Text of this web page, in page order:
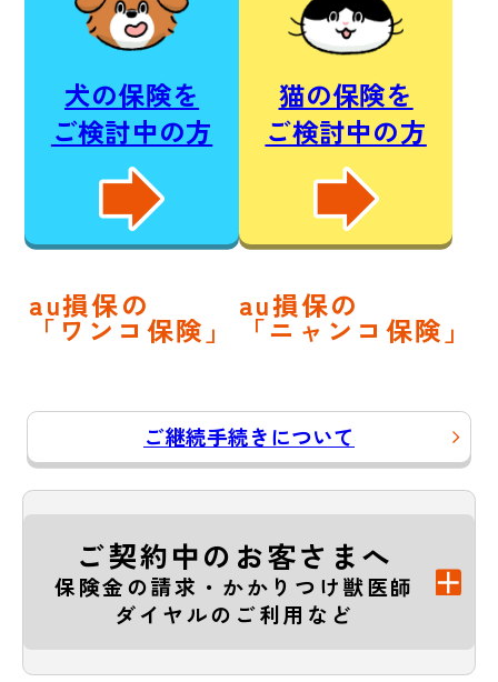
犬の保険を
ご検討中の方
au損保の
「ワンコ保険」
猫の保険を
ご検討中の方
au損保の
「ニャンコ保険」
ご継続手続きについて
ご契約中のお客さまへ
保険金の請求・かかりつけ獣医師
ダイヤルのご利用など